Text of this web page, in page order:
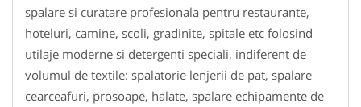
spalare si curatare profesionala pentru restaurante,
hoteluri, camine, scoli, gradinite, spitale etc folosind
utilaje moderne si detergenti speciali, indiferent de
volumul de textile: spalatorie lenjerii de pat, spalare
cearceafuri, prosoape, halate, spalare echipamente de